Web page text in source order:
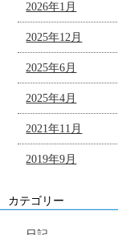
2026年1月
2025年12月
2025年6月
2025年4月
2021年11月
2019年9月
カテゴリー